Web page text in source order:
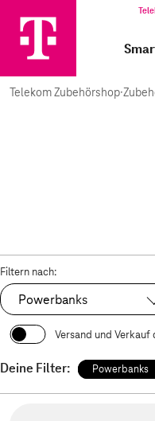
Telekom Zubehörshop·
Filtern nach:
Ausgewählt:
Powerbanks
Versand und
Deine Filter: Powerbanks